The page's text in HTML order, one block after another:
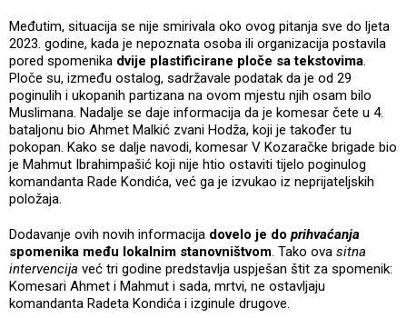
Međutim, situacija se nije smirivala oko ovog pitanja sve do ljeta
2023. godine, kada je nepoznata osoba ili organizacija postavila
pored spomenika dvije plastificirane ploče sa tekstovima
Ploče su, između ostalog, sadržavale podatak da je od 29
poginulih i ukopanih partizana na ovom mjestu njih osam bilo
Muslimana. Nadalje se daje informacija da je komesar čete u 4.
bataljonu bio Ahmet Malkić zvani Hodža, koji je također tu
pokopan. Kako se dalje navodi, komesar V Kozaračke brigade bio
je Mahmut Ibrahimpašić koji nije htio ostaviti tijelo poginulog
komandanta Rade Kondića, već ga je izvukao iz neprijateljskih
položaja.
Dodavanje ovih novih informacija dovelo je do prihvaćanja
spomenika među lokalnim stanovništvom . Tako ova sitna
intervencija već tri godine predstavlja uspješan štit za spomenik:
Komesari Ahmet i Mahmut i sada, mrtvi, ne ostavljaju
komandanta Radeta Kondića i izginule drugove.